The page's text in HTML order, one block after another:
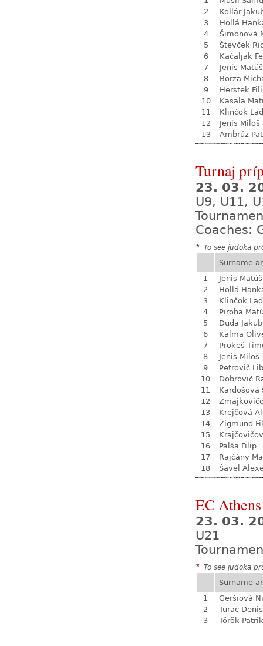
2
Kollár
3
Hollá
4
Šimonová
5
Števček
6
Kačaljak
7
Jenis Matúš
8
Borza
9
Herstek
10
Kasala
11
Klinčok
12
Jenis Miloš
13
Ambrúz
Turnaj
23. 03.
U9, U11,
Coaches:
* To see judoka
Surname
1
Jenis Matúš
2
Hollá
3
Klinčok
4
Piroha
5
Duda Jakub
6
Kalma
7
Prokeš
8
Jenis Miloš
9
Petrovič
10
Dobrovič
11
Kardošová
12
13
Krejčová
14
Žigmund
15
16
Palša Filip
17
Rajčány
18
Šavel
EC Athens
23. 03.
U21
* To see judoka
Surname
1
Geršiová
2
Turac Denis
3
Török Patrik